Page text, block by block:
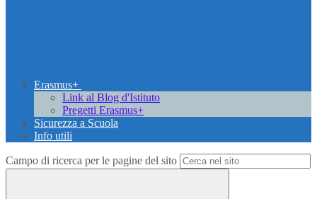
Erasmus+
Link al Blog d'Istituto
Pregetti Erasmus+
Sicurezza a Scuola
Info utili
Campo di ricerca per le pagine del sito